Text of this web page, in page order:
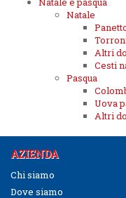
Natale
Altri
Cesti
Pasqua
Uova
Altri
AZIENDA
Chi siamo
Dove siamo